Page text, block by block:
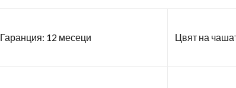
Гаранция: 12 месеци Цвят на